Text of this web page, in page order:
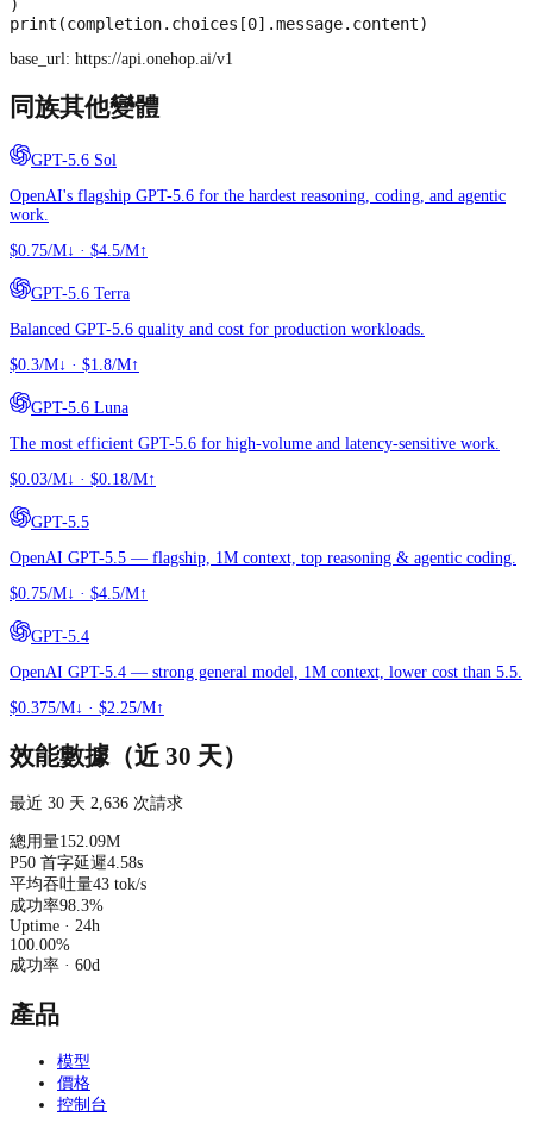
)
print(completion.choices[0].message.content)
base_url: https://api.onehop.ai/v1
同族其他變體
GPT-5.6 Sol
OpenAI's flagship GPT-5.6 for the hardest reasoning, coding, and agentic
work.
$0.75/M↓ · $4.5/M↑
GPT-5.6 Terra
Balanced GPT-5.6 quality and cost for production workloads.
$0.3/M↓ · $1.8/M↑
GPT-5.6 Luna
The most efficient GPT-5.6 for high-volume and latency-sensitive work.
$0.03/M↓ · $0.18/M↑
GPT-5.5
OpenAI GPT-5.5 — flagship, 1M context, top reasoning & agentic coding.
$0.75/M↓ · $4.5/M↑
GPT-5.4
OpenAI GPT-5.4 — strong general model, 1M context, lower cost than 5.5.
$0.375/M↓ · $2.25/M↑
效能數據（近 30 天）
最近 30 天 2,636 次請求
總用量152.09M
P50 首字延遲4.58s
平均吞吐量43 tok/s
成功率98.3%
Uptime · 24h
100.00%
成功率 · 60d
產品
模型
價格
控制台